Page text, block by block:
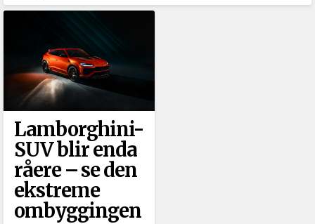
Lamborghini-
SUV blir enda
råere –⁠ se den
ekstreme
ombyggingen